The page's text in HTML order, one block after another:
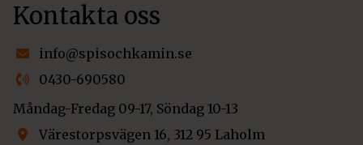
Kontakta oss
info@spisochkamin.se
0430-690580
Måndag-Fredag 09-17, Söndag 10-13
Värestorpsvägen 16, 312 95 Laholm